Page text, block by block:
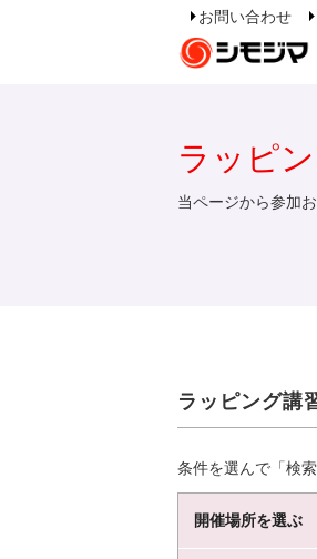
お問い合わせ
ラッピ
当ページから参加
ラッピング講
条件を選んで「検
開催場所を選ぶ